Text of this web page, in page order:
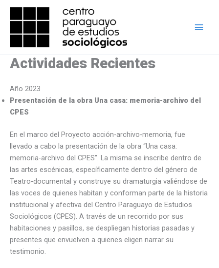
Actividades Recientes
Año 2023
Presentación de la obra Una casa: memoria-archivo del
CPES
En el marco del Proyecto acción-archivo-memoria, fue
llevado a cabo la presentación de la obra “Una casa:
memoria-archivo del CPES”. La misma se inscribe dentro de
las artes escénicas, específicamente dentro del género de
Teatro-documental y construye su dramaturgia valiéndose de
las voces de quienes habitan y conforman parte de la historia
institucional y afectiva del Centro Paraguayo de Estudios
Sociológicos (CPES). A través de un recorrido por sus
habitaciones y pasillos, se despliegan historias pasadas y
presentes que envuelven a quienes eligen narrar su
testimonio.